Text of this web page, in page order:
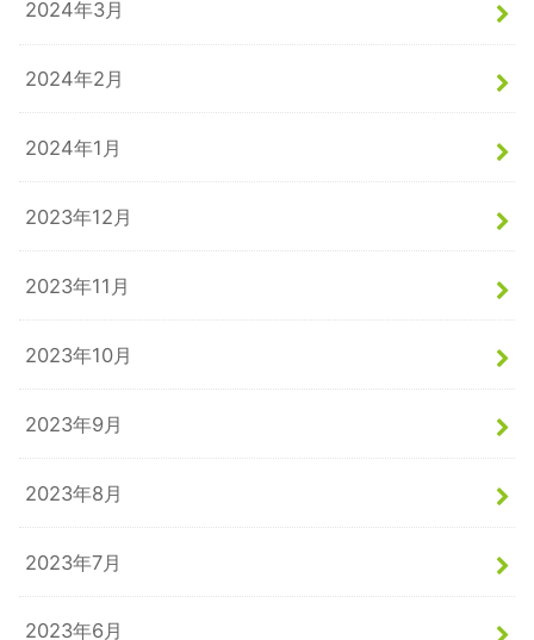
2024年3月
2024年2月
2024年1月
2023年12月
2023年11月
2023年10月
2023年9月
2023年8月
2023年7月
2023年6月